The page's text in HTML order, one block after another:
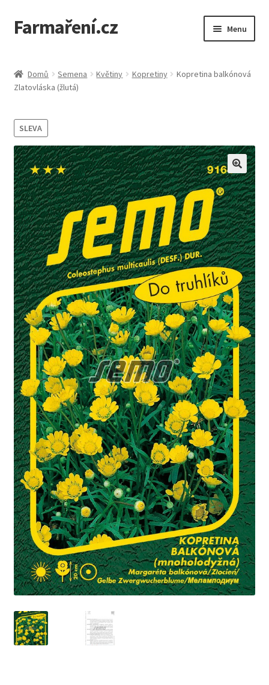
Přeskočit
na
Přejít
k
webu
Farmaření.cz Menu
child
Obchod
Objednávky a ceník
Semena Vilmorin
Kontakt
Domů Semena Květiny Kopretiny
Kopretina balkónová
Zlatovláska (žlutá)
SLEVA